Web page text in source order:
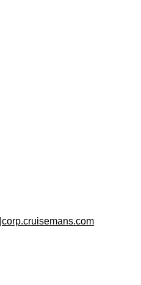
corp.cruisemans.com